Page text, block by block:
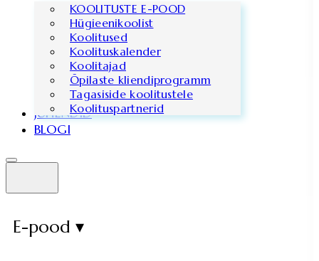
KOOLITUSTE E-POOD
Hügieenikoolist
Koolitused
Koolituskalender
Koolitajad
Õpilaste kliendiprogramm
Tagasiside koolitustele
Koolituspartnerid
JUHENDID
BLOGI
E-pood ▾